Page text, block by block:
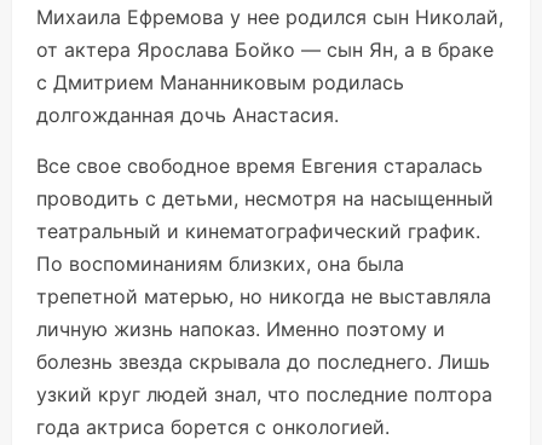
Михаила Ефремова у нее родился сын Николай,
от актера Ярослава Бойко — сын Ян, а в браке
с Дмитрием Мананниковым родилась
долгожданная дочь Анастасия.
Все свое свободное время Евгения старалась
проводить с детьми, несмотря на насыщенный
театральный и кинематографический график.
По воспоминаниям близких, она была
трепетной матерью, но никогда не выставляла
личную жизнь напоказ. Именно поэтому и
болезнь звезда скрывала до последнего. Лишь
узкий круг людей знал, что последние полтора
года актриса борется с онкологией.